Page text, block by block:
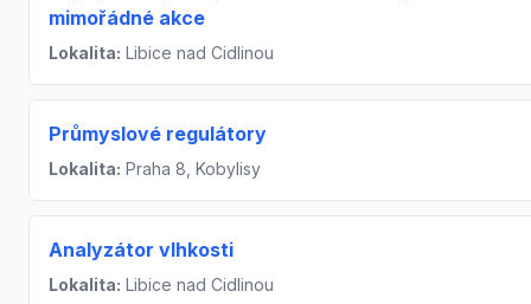
mimořádné akce
Lokalita: Libice nad Cidlinou
Průmyslové regulátory
Lokalita: Praha 8, Kobylisy
Analyzátor vlhkosti
Lokalita: Libice nad Cidlinou